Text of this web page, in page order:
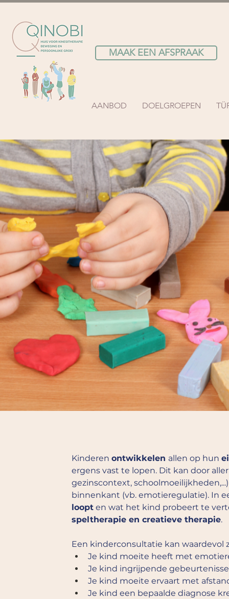
MAAK EEN AFSPRAAK
AANBOD DOELGROEPEN
Kinderen ontwikkelen allen op hun
ergens vast te lopen. Dit kan door
gezinscontext,
binnenkant (vb. emotieregulatie). In
loopt en wat het kind probeert te
speltherapie en creatieve therapie.
Een kinderconsultatie kan waardevol
Je kind moeite heeft met
Je kind ingrijpende
Je kind moeite ervaart met
Je kind een bepaalde diagnose